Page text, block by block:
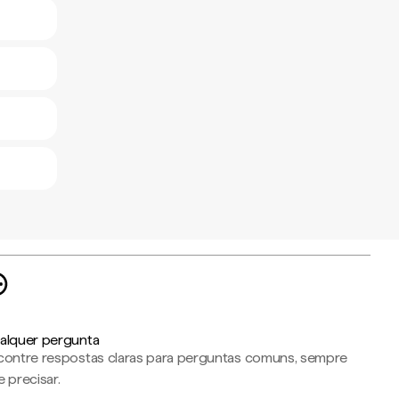
pergunta
respostas claras para perguntas comuns, sempre
precisar.